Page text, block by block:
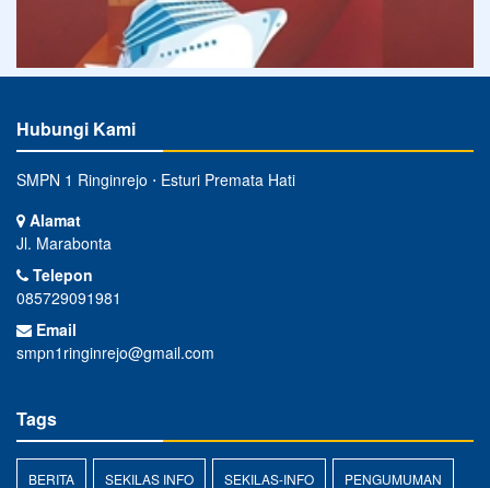
Hubungi Kami
SMPN 1 Ringinrejo ⋅ Esturi Premata Hati
Alamat
Jl. Marabonta
Telepon
085729091981
Email
smpn1ringinrejo@gmail.com
Tags
BERITA SEKILAS INFO SEKILAS-INFO PENGUMUMAN